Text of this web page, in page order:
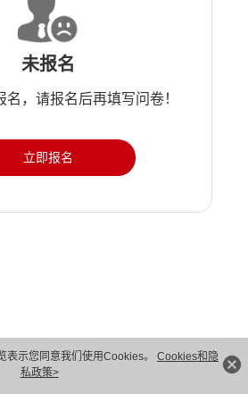
表示您同意我们使用Cookies。 Cookies和隐
私政策>
未报名
名，请报名后再填写问卷！
立即报名
1998-2026。 保留一切权利。粤A2-20044005号
隐私保护
法律声明